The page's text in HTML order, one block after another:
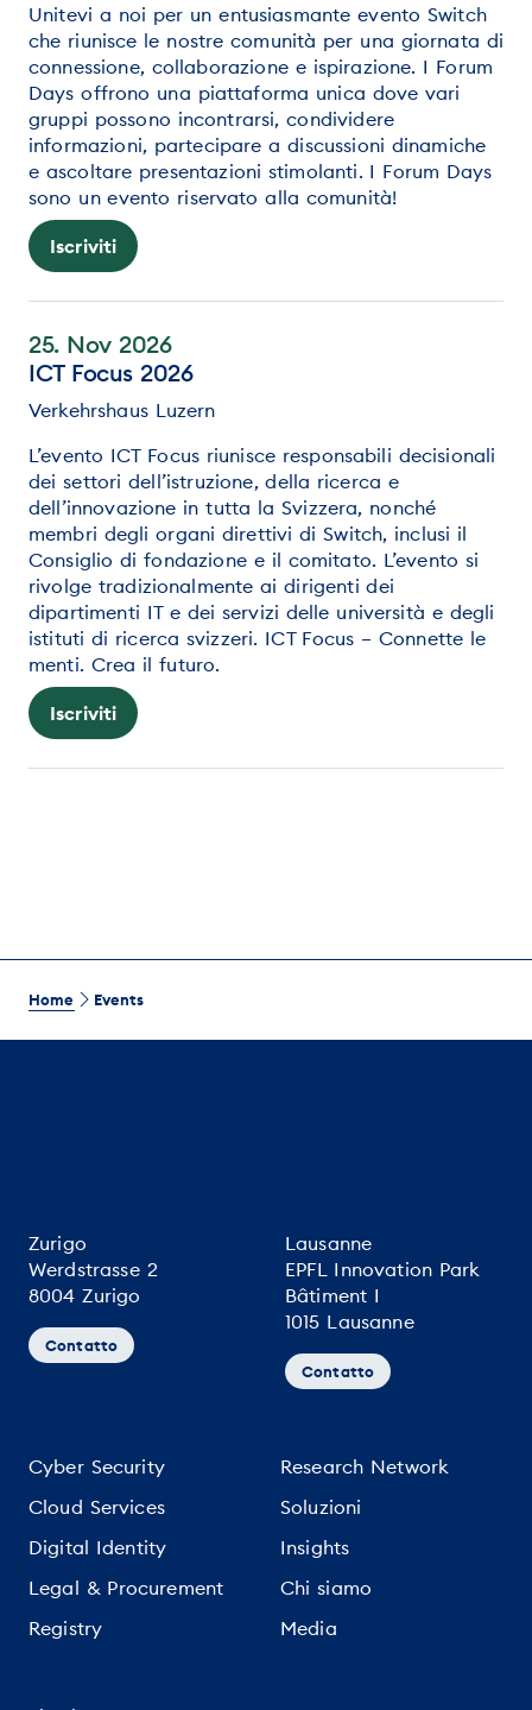
Unitevi a noi per un entusiasmante evento Switch
che riunisce le nostre comunità per una giornata di
connessione, collaborazione e ispirazione. I Forum
Days offrono una piattaforma unica dove vari
gruppi possono incontrarsi, condividere
informazioni, partecipare a discussioni dinamiche
e ascoltare presentazioni stimolanti. I Forum Days
sono un evento riservato alla comunità!
Iscriviti
25. Nov 2026
ICT Focus 2026
Verkehrshaus Luzern
L’evento ICT Focus riunisce responsabili decisionali
dei settori dell’istruzione, della ricerca e
dell’innovazione in tutta la Svizzera, nonché
membri degli organi direttivi di Switch, inclusi il
Consiglio di fondazione e il comitato. L’evento si
rivolge tradizionalmente ai dirigenti dei
dipartimenti IT e dei servizi delle università e degli
istituti di ricerca svizzeri. ICT Focus – Connette le
menti. Crea il futuro.
Iscriviti
Home Events
Zurigo
Werdstrasse 2
8004 Zurigo
Contatto
Lausanne
EPFL Innovation Park
Bâtiment I
1015 Lausanne
Contatto
Cyber Security
Cloud Services
Digital Identity
Legal & Procurement
Registry
Research Network
Soluzioni
Insights
Chi siamo
Media